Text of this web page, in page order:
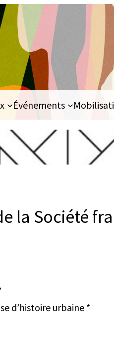
Événements
la Société
d’histoire urbaine *